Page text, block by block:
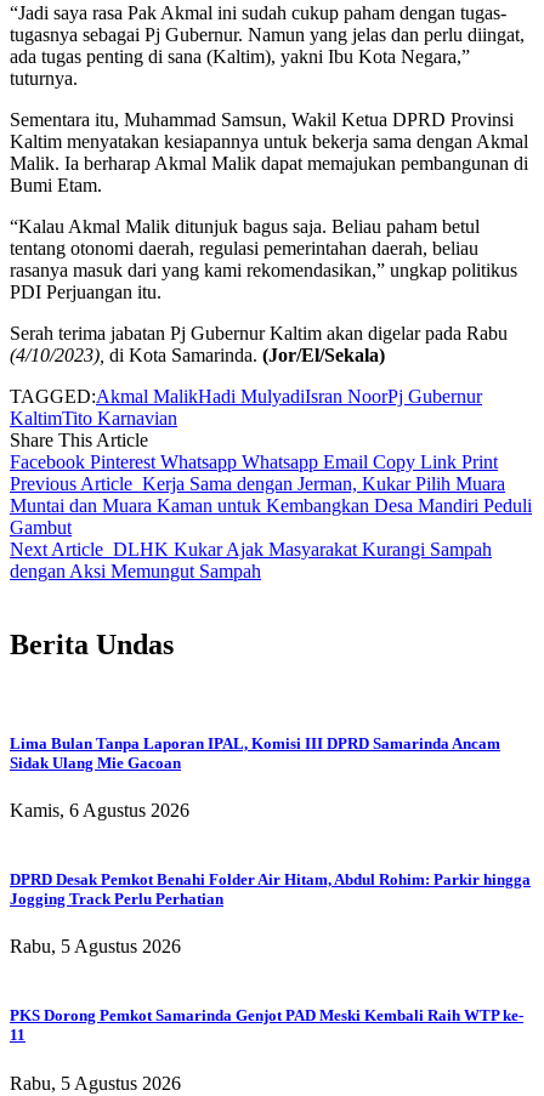
“Jadi saya rasa Pak Akmal ini sudah cukup paham dengan tugas-
tugasnya sebagai Pj Gubernur. Namun yang jelas dan perlu diingat,
ada tugas penting di sana (Kaltim), yakni Ibu Kota Negara,”
tuturnya.
Sementara itu, Muhammad Samsun, Wakil Ketua DPRD Provinsi
Kaltim menyatakan kesiapannya untuk bekerja sama dengan Akmal
Malik. Ia berharap Akmal Malik dapat memajukan pembangunan di
Bumi Etam.
“Kalau Akmal Malik ditunjuk bagus saja. Beliau paham betul
tentang otonomi daerah, regulasi pemerintahan daerah, beliau
rasanya masuk dari yang kami rekomendasikan,” ungkap politikus
PDI Perjuangan itu.
Serah terima jabatan Pj Gubernur Kaltim akan digelar pada Rabu
(4/10/2023), di Kota Samarinda. (Jor/El/Sekala)
TAGGED:Akmal MalikHadi MulyadiIsran NoorPj Gubernur
KaltimTito Karnavian
Share This Article
Facebook Pinterest Whatsapp Whatsapp Email Copy Link Print
Previous Article Kerja Sama dengan Jerman, Kukar Pilih Muara
Muntai dan Muara Kaman untuk Kembangkan Desa Mandiri Peduli
Gambut
Next Article DLHK Kukar Ajak Masyarakat Kurangi Sampah
dengan Aksi Memungut Sampah
Berita Undas
Lima Bulan Tanpa Laporan IPAL, Komisi III DPRD Samarinda Ancam
Sidak Ulang Mie Gacoan
Kamis, 6 Agustus 2026
DPRD Desak Pemkot Benahi Folder Air Hitam, Abdul Rohim: Parkir hingga
Jogging Track Perlu Perhatian
Rabu, 5 Agustus 2026
PKS Dorong Pemkot Samarinda Genjot PAD Meski Kembali Raih WTP ke-
11
Rabu, 5 Agustus 2026